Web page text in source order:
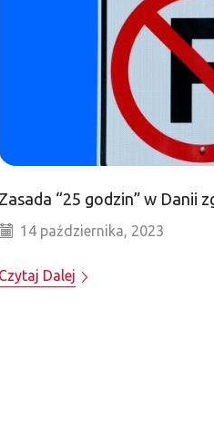
Zasada “25 godzin” w Danii
14 października, 2023
Czytaj Dalej